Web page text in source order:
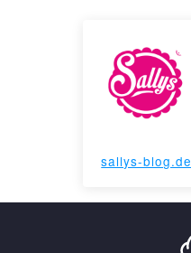
sallys-blog.de